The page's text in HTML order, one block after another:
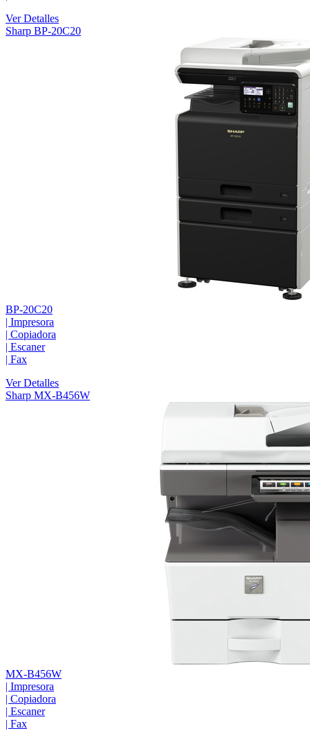
Ver Detalles
Sharp BP-20C20
BP-20C20
| Impresora
| Copiadora
| Escaner
| Fax
Ver Detalles
Sharp MX-B456W
MX-B456W
| Impresora
| Copiadora
| Escaner
| Fax